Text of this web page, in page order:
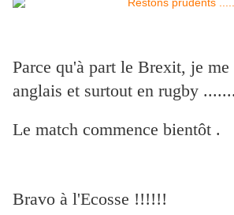
Parce qu'à part le Brexit, je me
anglais et surtout en rugby
Le match commence bientôt .
Bravo à l'Ecosse !!!!!!